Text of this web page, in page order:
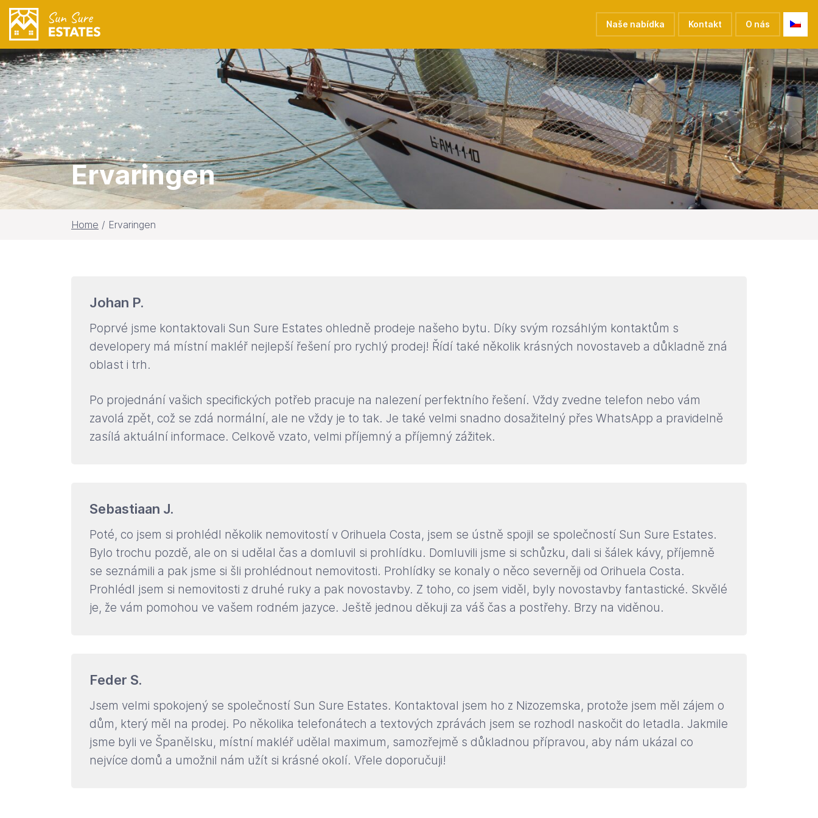
Naše nabídka Kontakt O nás
Ervaringen
Home / Ervaringen
Johan P.
Poprvé jsme kontaktovali Sun Sure Estates ohledně prodeje našeho bytu. Díky svým rozsáhlým kontaktům s
developery má místní makléř nejlepší řešení pro rychlý prodej! Řídí také několik krásných novostaveb a důkladně zná
oblast i trh.
Po projednání vašich specifických potřeb pracuje na nalezení perfektního řešení. Vždy zvedne telefon nebo vám
zavolá zpět, což se zdá normální, ale ne vždy je to tak. Je také velmi snadno dosažitelný přes WhatsApp a pravidelně
zasílá aktuální informace. Celkově vzato, velmi příjemný a příjemný zážitek.
Sebastiaan J.
Poté, co jsem si prohlédl několik nemovitostí v Orihuela Costa, jsem se ústně spojil se společností Sun Sure Estates.
Bylo trochu pozdě, ale on si udělal čas a domluvil si prohlídku. Domluvili jsme si schůzku, dali si šálek kávy, příjemně
se seznámili a pak jsme si šli prohlédnout nemovitosti. Prohlídky se konaly o něco severněji od Orihuela Costa.
Prohlédl jsem si nemovitosti z druhé ruky a pak novostavby. Z toho, co jsem viděl, byly novostavby fantastické. Skvělé
je, že vám pomohou ve vašem rodném jazyce. Ještě jednou děkuji za váš čas a postřehy. Brzy na viděnou.
Feder S.
Jsem velmi spokojený se společností Sun Sure Estates. Kontaktoval jsem ho z Nizozemska, protože jsem měl zájem o
dům, který měl na prodej. Po několika telefonátech a textových zprávách jsem se rozhodl naskočit do letadla. Jakmile
jsme byli ve Španělsku, místní makléř udělal maximum, samozřejmě s důkladnou přípravou, aby nám ukázal co
nejvíce domů a umožnil nám užít si krásné okolí. Vřele doporučuji!